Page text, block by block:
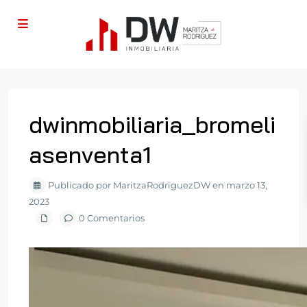
dwinmobiliaria_bromeli
asenventa1
Publicado por MaritzaRodriguezDW en marzo 13,
2023
0 Comentarios